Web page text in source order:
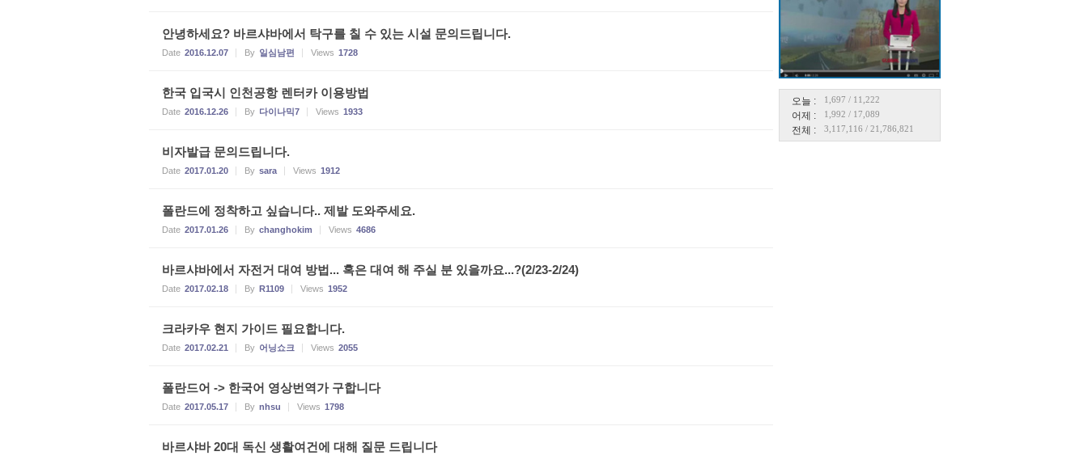
오늘 : 1,697 / 11,222
어제 : 1,992 / 17,089
전체 : 3,117,116 / 21,786,821
안녕하세요? 바르샤바에서 탁구를 칠 수 있는 시설 문의드립니다.
Date 2016.12.07 By 일심남편 Views 1728
한국 입국시 인천공항 렌터카 이용방법
Date 2016.12.26 By 다이나믹7 Views 1933
비자발급 문의드립니다.
Date 2017.01.20 By sara Views 1912
폴란드에 정착하고 싶습니다.. 제발 도와주세요.
Date 2017.01.26 By changhokim Views 4686
바르샤바에서 자전거 대여 방법... 혹은 대여 해 주실 분 있을까요...?(2/23-2/24)
Date 2017.02.18 By R1109 Views 1952
크라카우 현지 가이드 필요합니다.
Date 2017.02.21 By 어닝쇼크 Views 2055
폴란드어 -> 한국어 영상번역가 구합니다
Date 2017.05.17 By nhsu Views 1798
바르샤바 20대 독신 생활여건에 대해 질문 드립니다